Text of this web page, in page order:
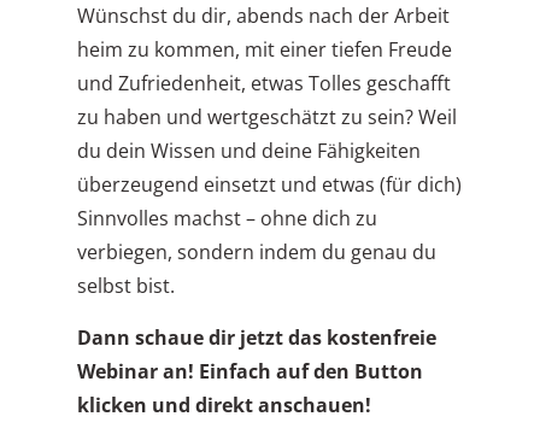
Wünschst du dir, abends nach der Arbeit
heim zu kommen, mit einer tiefen Freude
und Zufriedenheit, etwas Tolles geschafft
zu haben und wertgeschätzt zu sein? Weil
du dein Wissen und deine Fähigkeiten
überzeugend einsetzt und etwas (für dich)
Sinnvolles machst – ohne dich zu
verbiegen, sondern indem du genau du
selbst bist.
Dann schaue dir jetzt das kostenfreie
Webinar an! Einfach auf den Button
klicken und direkt anschauen!